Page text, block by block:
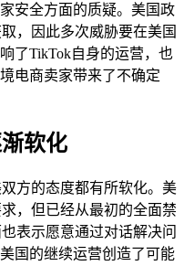
安全方面的质疑。美国政
，因此多次威胁要在美国
了TikTok自身的运营，也
电商卖家带来了不确定
软化
方的态度都有所软化。美
，但已经从最初的全面禁
表示愿意通过对话解决问
国的继续运营创造了可能